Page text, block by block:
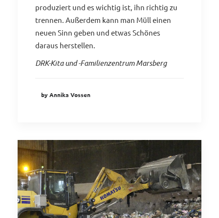
produziert und es wichtig ist, ihn richtig zu
trennen. Außerdem kann man Müll einen
neuen Sinn geben und etwas Schönes
daraus herstellen.
DRK-Kita und -Familienzentrum Marsberg
by Annika Vossen